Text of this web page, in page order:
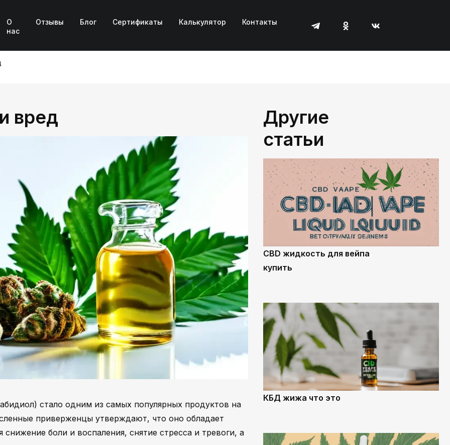
О
нас
Отзывы Блог Сертификаты Калькулятор Контакты
вред
стало одним из самых популярных продуктов на
приверженцы утверждают, что оно обладает
боли и воспаления, снятие стресса и тревоги, а
Другие
статьи
CBD жидкость для вейпа
купить
КБД жижа что это